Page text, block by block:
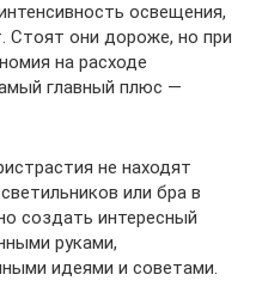
освещения,
Стоят они дороже, но при
на расходе
главный плюс —
не находят
или бра в
создать интересный
руками,
идеями и советами.